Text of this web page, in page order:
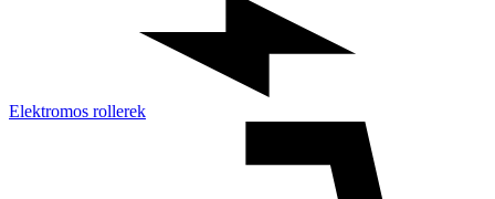
Elektromos rollerek